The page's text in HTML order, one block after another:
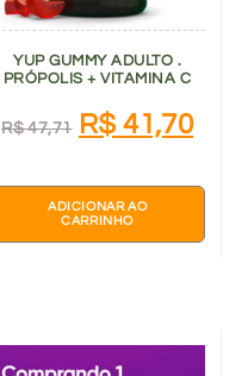
YUP GUMMY ADULTO .
PRÓPOLIS + VITAMINA C
R$47,71 R$41,70
ADICIONAR AO
CARRINHO